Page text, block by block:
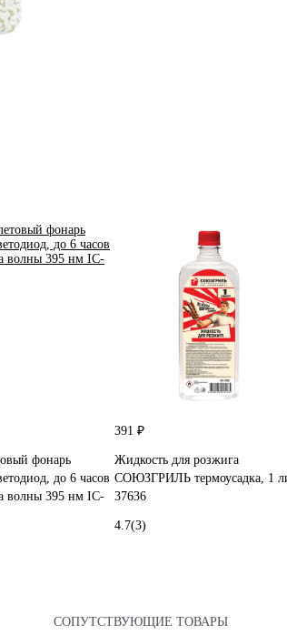
фонарь
до 6 часов
волны 395 нм IC-
391 ₽
Жидкость для розжига
СОЮЗГРИЛЬ термоусадка, 1
37636
4.7(3)
СОПУТСТВУЮЩИЕ ТОВАРЫ